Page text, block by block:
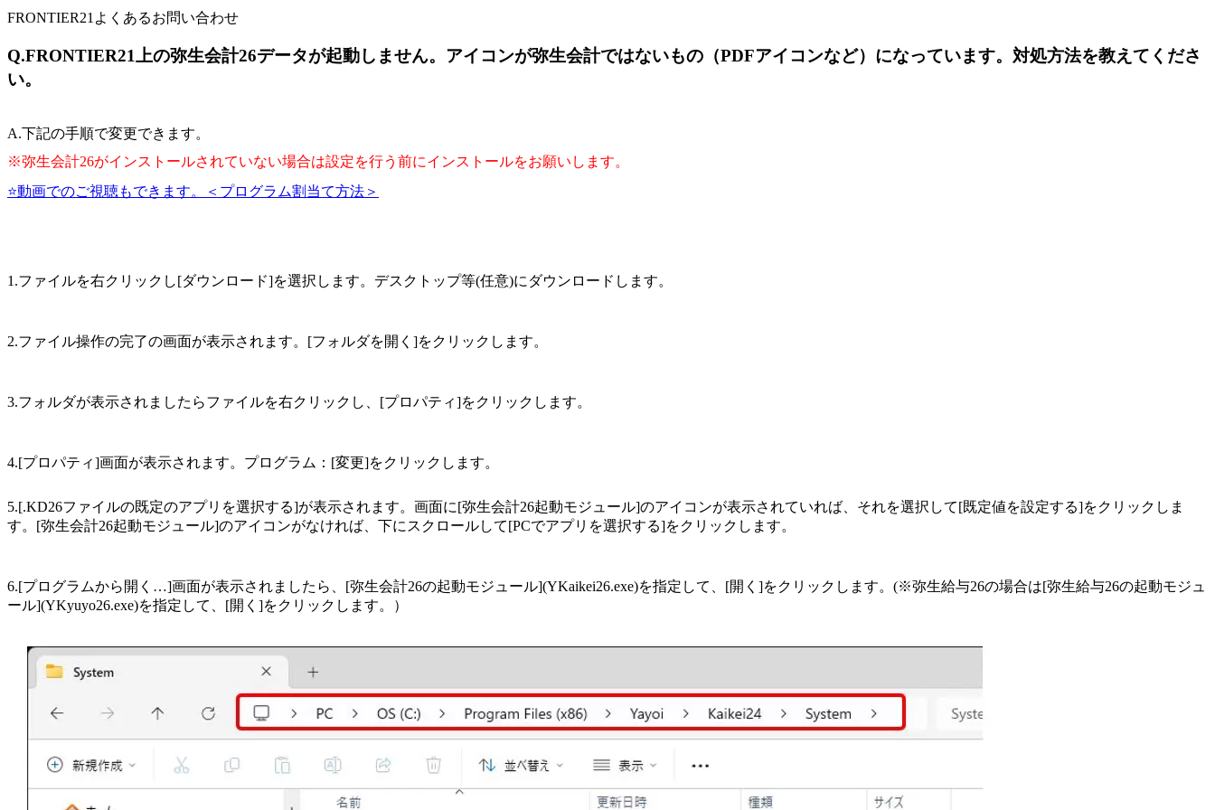
FRONTIER21よくあるお問い合わせ
Q.FRONTIER21上の弥生会計26データが起動しません。アイコンが弥生会計ではないもの（PDFアイコンなど）になっています。対処方法を教えてくださ
い。
A.下記の手順で変更できます。
※弥生会計26がインストールされていない場合は設定を行う前にインストールをお願いします。
⭐動画でのご視聴もできます。＜プログラム割当て方法＞
1.ファイルを右クリックし[ダウンロード]を選択します。デスクトップ等(任意)にダウンロードします。
2.ファイル操作の完了の画面が表示されます。[フォルダを開く]をクリックします。
3.フォルダが表示されましたらファイルを右クリックし、[プロパティ]をクリックします。
4.[プロパティ]画面が表示されます。プログラム：[変更]をクリックします。
5.[.KD26ファイルの既定のアプリを選択する]が表示されます。画面に[弥生会計26起動モジュール]のアイコンが表示されていれば、それを選択して[既定値を設定する]をクリックしま
す。[弥生会計26起動モジュール]のアイコンがなければ、下にスクロールして[PCでアプリを選択する]をクリックします。
6.[プログラムから開く…]画面が表示されましたら、[弥生会計26の起動モジュール](YKaikei26.exe)を指定して、[開く]をクリックします。(※弥生給与26の場合は[弥生給与26の起動モジュ
ール](YKyuyo26.exe)を指定して、[開く]をクリックします。）